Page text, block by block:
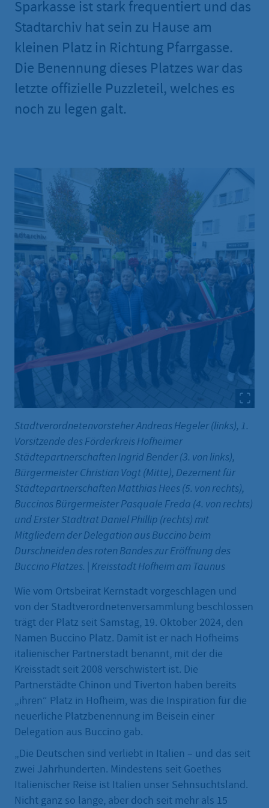
Sparkasse ist stark frequentiert und das
Stadtarchiv hat sein zu Hause am
kleinen Platz in Richtung Pfarrgasse.
Die Benennung dieses Platzes war das
letzte offizielle Puzzleteil, welches es
noch zu legen galt.
Stadtverordnetenvorsteher Andreas Hegeler (links), 1.
Vorsitzende des Förderkreis Hofheimer
Städtepartnerschaften Ingrid Bender (3. von links),
Bürgermeister Christian Vogt (Mitte), Dezernent für
Städtepartnerschaften Matthias Hees (5. von rechts),
Buccinos Bürgermeister Pasquale Freda (4. von rechts)
und Erster Stadtrat Daniel Phillip (rechts) mit
Mitgliedern der Delegation aus Buccino beim
Durschneiden des roten Bandes zur Eröffnung des
Buccino Platzes. Kreisstadt Hofheim am Taunus
Wie vom Ortsbeirat Kernstadt vorgeschlagen und
von der Stadtverordnetenversammlung beschlossen
trägt der Platz seit Samstag, 19. Oktober 2024, den
Namen Buccino Platz. Damit ist er nach Hofheims
italienischer Partnerstadt benannt, mit der die
Kreisstadt seit 2008 verschwistert ist. Die
Partnerstädte Chinon und Tiverton haben bereits
„ihren“ Platz in Hofheim, was die Inspiration für die
neuerliche Platzbenennung im Beisein einer
Delegation aus Buccino gab.
„Die Deutschen sind verliebt in Italien – und das seit
zwei Jahrhunderten. Mindestens seit Goethes
Italienischer Reise ist Italien unser Sehnsuchtsland.
Nicht ganz so lange, aber doch seit mehr als 15